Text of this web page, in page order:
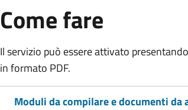
Come fare
Il servizio può essere attivato
in formato PDF.
Moduli da compilare e documenti da